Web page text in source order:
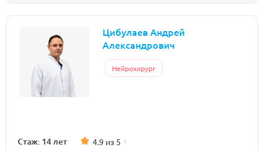
Цибулаев Андрей
Александрович
Нейрохирург
Стаж: 14 лет 4.9 из 5